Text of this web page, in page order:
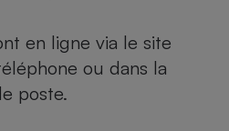
en ligne via le site
ou dans la
poste.